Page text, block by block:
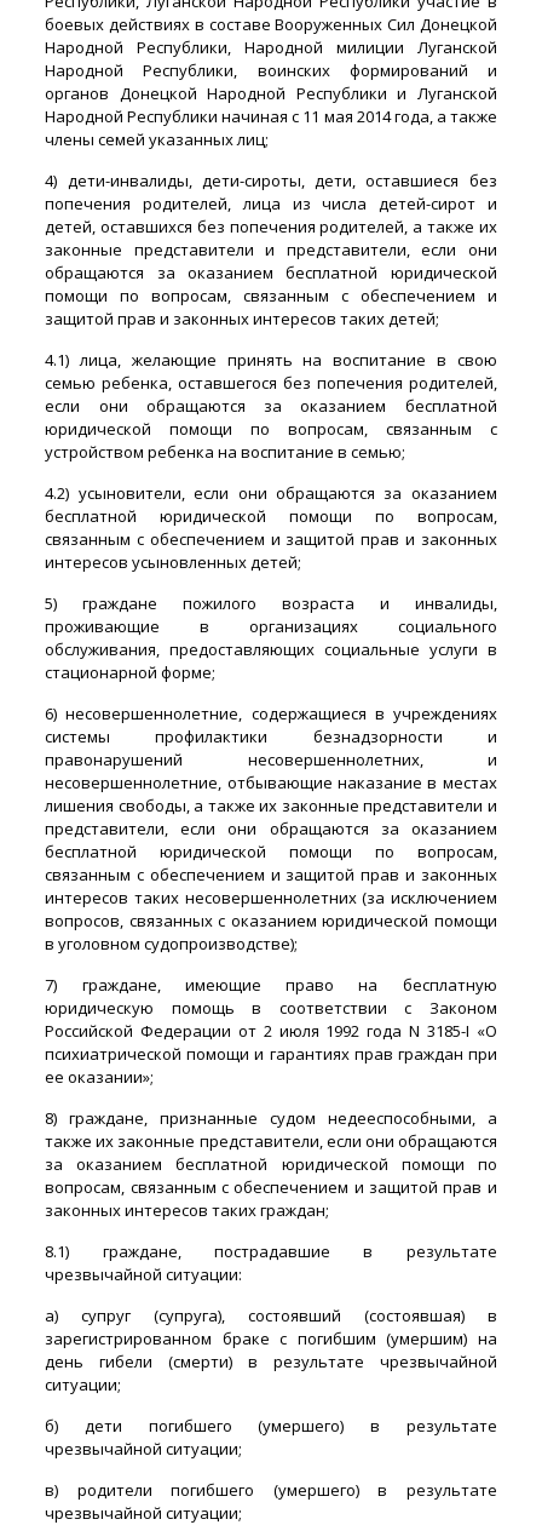
боевых действиях в составе Вооруженных Сил Донецкой
Народной Республики, Народной милиции Луганской
Народной Республики, воинских формирований и
органов Донецкой Народной Республики и Луганской
Народной Республики начиная с 11 мая 2014 года, а также
члены семей указанных лиц;
4) дети-инвалиды, дети-сироты, дети, оставшиеся без
попечения родителей, лица из числа детей-сирот и
детей, оставшихся без попечения родителей, а также их
законные представители и представители, если они
обращаются за оказанием бесплатной юридической
помощи по вопросам, связанным с обеспечением и
защитой прав и законных интересов таких детей;
4.1) лица, желающие принять на воспитание в свою
семью ребенка, оставшегося без попечения родителей,
если они обращаются за оказанием бесплатной
юридической помощи по вопросам, связанным с
устройством ребенка на воспитание в семью;
4.2) усыновители, если они обращаются за оказанием
бесплатной юридической помощи по вопросам,
связанным с обеспечением и защитой прав и законных
интересов усыновленных детей;
5) граждане пожилого возраста и инвалиды,
проживающие в организациях социального
обслуживания, предоставляющих социальные услуги в
стационарной форме;
6) несовершеннолетние, содержащиеся в учреждениях
системы профилактики безнадзорности и
правонарушений несовершеннолетних, и
несовершеннолетние, отбывающие наказание в местах
лишения свободы, а также их законные представители и
представители, если они обращаются за оказанием
бесплатной юридической помощи по вопросам,
связанным с обеспечением и защитой прав и законных
интересов таких несовершеннолетних (за исключением
вопросов, связанных с оказанием юридической помощи
в уголовном судопроизводстве);
7) граждане, имеющие право на бесплатную
юридическую помощь в соответствии с Законом
Российской Федерации от 2 июля 1992 года N 3185-I «О
психиатрической помощи и гарантиях прав граждан при
ее оказании»;
8) граждане, признанные судом недееспособными, а
также их законные представители, если они обращаются
за оказанием бесплатной юридической помощи по
вопросам, связанным с обеспечением и защитой прав и
законных интересов таких граждан;
8.1) граждане, пострадавшие в результате
чрезвычайной ситуации:
а) супруг (супруга), состоявший (состоявшая) в
зарегистрированном браке с погибшим (умершим) на
день гибели (смерти) в результате чрезвычайной
ситуации;
б) дети погибшего (умершего) в результате
чрезвычайной ситуации;
в) родители погибшего (умершего) в результате
чрезвычайной ситуации;